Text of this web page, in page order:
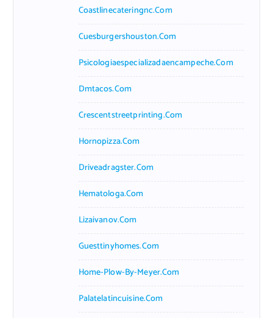
Coastlinecateringnc.com
Cuesburgershouston.com
Psicologiaespecializadaencampeche.com
Dmtacos.com
Crescentstreetprinting.com
Hornopizza.com
Driveadragster.com
Hematologa.com
Lizaivanov.com
Guesttinyhomes.com
Home-Plow-By-Meyer.com
Palatelatincuisine.com